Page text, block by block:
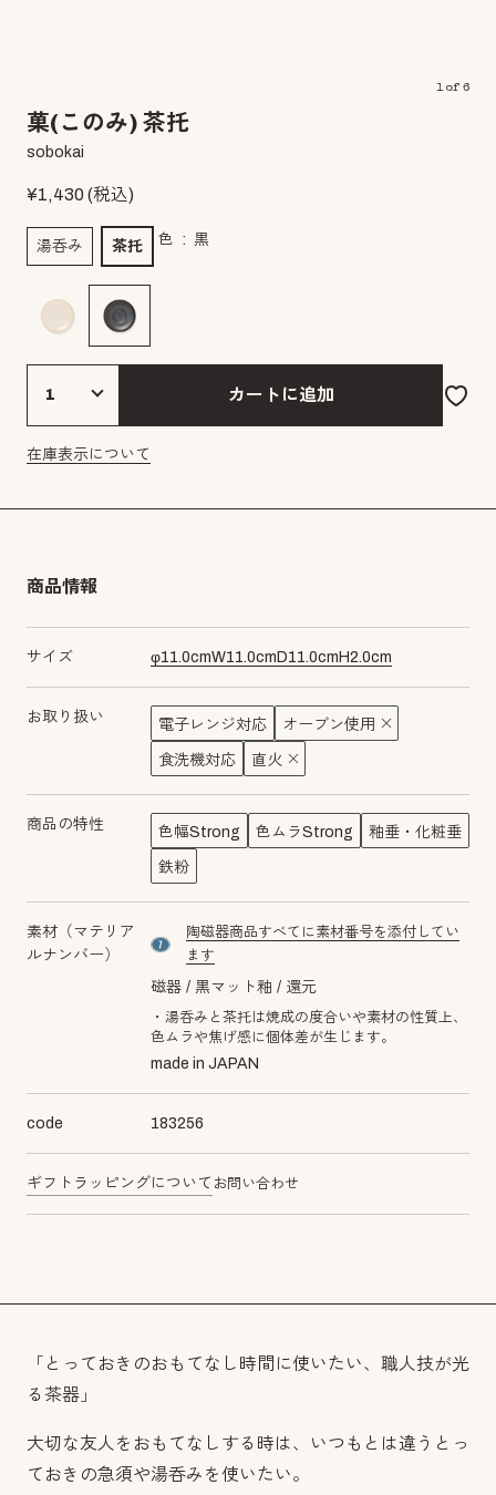
1of 6
菓(このみ) 茶托
sobokai
¥1,430(税込)
湯呑み 茶托 色 黒
カートに追加
在庫表示について
商品情報
サイズ φ11.0cmW11.0cm D11.0cm H2.0cm
お取り扱い 電子レンジ対応 オーブン使用
食洗機対応 直火
商品の特性 色幅Strong 色ムラStrong 釉垂・化粧垂
鉄粉
素材（マテリア
ルナンバー）
material number7
陶磁器商品すべてに素材番号を添付してい
ます
磁器 黒マット釉 還元
・湯呑みと茶托は焼成の度合いや素材の性質上、
色ムラや焦げ感に個体差が生じます。
made in JAPAN
code 183256
ギフトラッピングについて お問い合わせ
「とっておきのおもてなし時間に使いたい、職人技が光
る茶器」
大切な友人をおもてなしする時は、いつもとは違うとっ
ておきの急須や湯呑みを使いたい。